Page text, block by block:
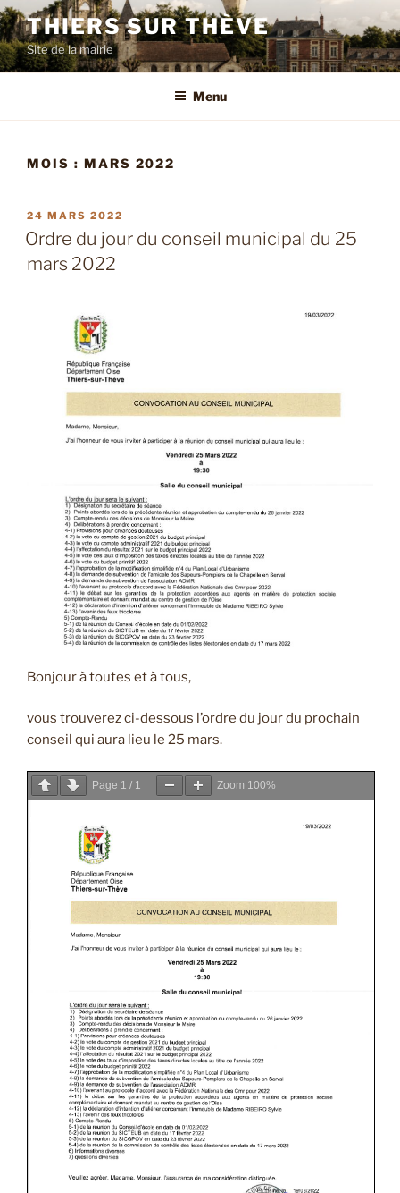
Aller
au
contenu
principal
THIERS SUR THÈVE
Site de la mairie
Menu
MOIS : MARS 2022
PUBLIÉ
LE
24 MARS 2022
Ordre du jour du conseil municipal du 25
mars 2022
Bonjour à toutes et à tous,
vous trouverez ci-dessous l’ordre du jour du prochain
conseil qui aura lieu le 25 mars.
Page 1 / 1 Zoom 100%